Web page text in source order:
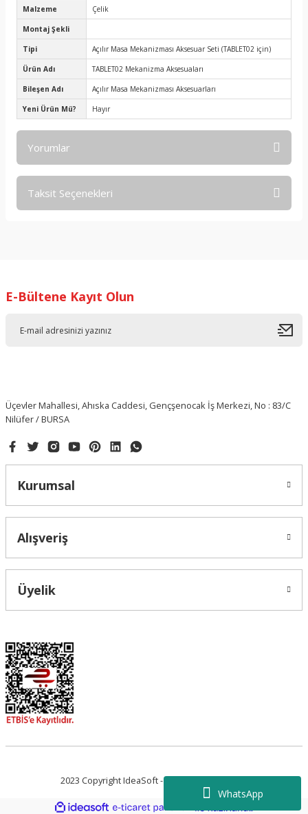
WhatsApp
Malzeme Çelik
Montaj Şekli
Tipi Açılır Masa Mekanizması Aksesuar Seti (TABLET02 için)
Ürün Adı TABLET02 Mekanizma Aksesuaları
Bileşen Adı Açılır Masa Mekanizması Aksesuarları
Yeni Ürün Mü? Hayır
Yorumlar
Taksit Seçenekleri
E-Bültene Kayıt Olun
Üçevler Mahallesi, Ahıska Caddesi, Gençşenocak İş Merkezi, No : 83/C
Nilüfer / BURSA
Kurumsal
Alışveriş
Üyelik
2023 Copyright IdeaSoft - Tüm Hakları Saklıdır.
ideasoft